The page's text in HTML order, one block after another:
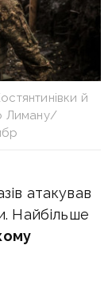
й
Лиману/
атакував
Найбільше